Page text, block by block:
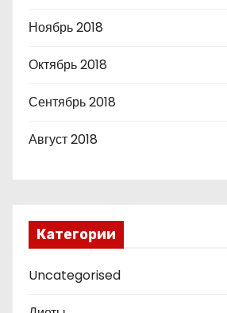
Ноябрь 2018
Октябрь 2018
Сентябрь 2018
Август 2018
Категории
Uncategorised